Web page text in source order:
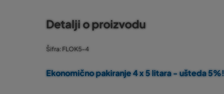
Detalji o proizvodu
Šifra: FLOK5-4
Ekonomično pakiranje 4 x 5 litara - ušteda 5%!